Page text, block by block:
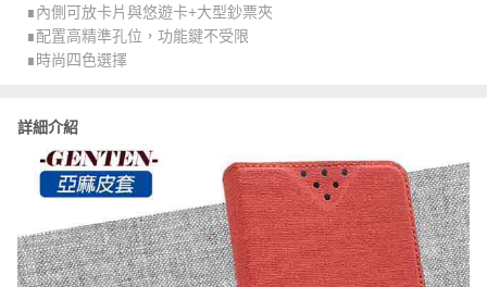
∎內側可放卡片與悠遊卡+大型鈔票夾
∎配置高精準孔位，功能鍵不受限
∎時尚四色選擇
詳細介紹